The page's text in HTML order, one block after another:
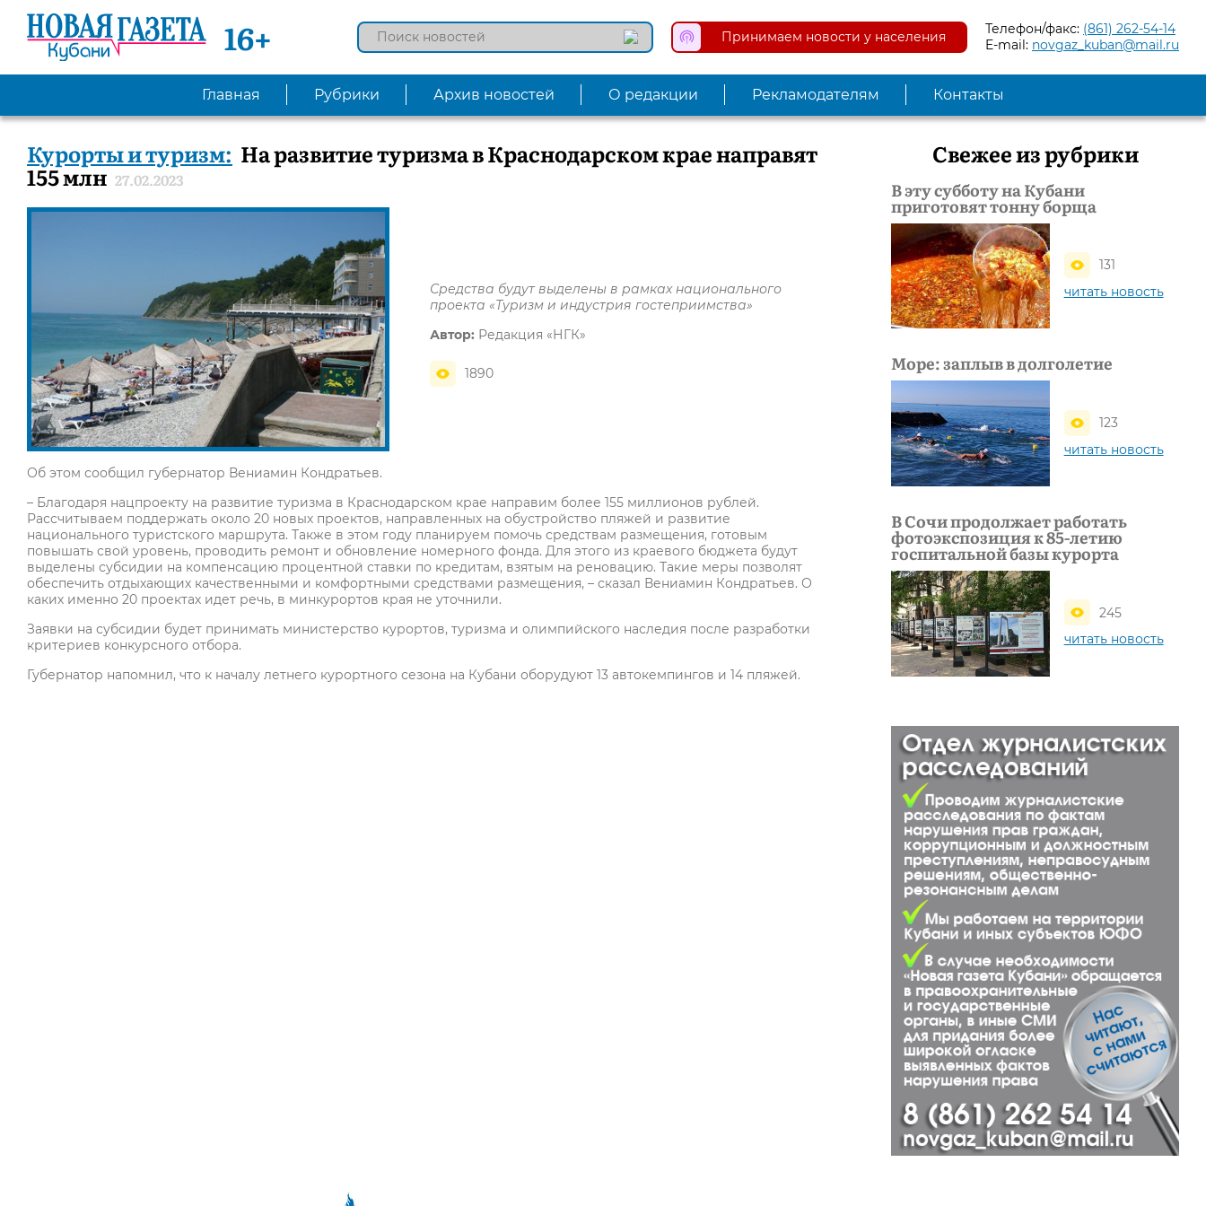
16+ Принимаем новости у населения Телефон/факс: (861) 262-54-14
E-mail: novgaz_kuban@mail.ru
Главная Рубрики Архив новостей О редакции Рекламодателям Контакты
Курорты и туризм: На развитие туризма в Краснодарском крае направят
155 млн 27.02.2023
Средства будут выделены в рамках национального
проекта «Туризм и индустрия гостеприимства»
Автор: Редакция «НГК»
1890
Об этом сообщил губернатор Вениамин Кондратьев.
– Благодаря нацпроекту на развитие туризма в Краснодарском крае направим более 155 миллионов рублей.
Рассчитываем поддержать около 20 новых проектов, направленных на обустройство пляжей и развитие
национального туристского маршрута. Также в этом году планируем помочь средствам размещения, готовым
повышать свой уровень, проводить ремонт и обновление номерного фонда. Для этого из краевого бюджета будут
выделены субсидии на компенсацию процентной ставки по кредитам, взятым на реновацию. Такие меры позволят
обеспечить отдыхающих качественными и комфортными средствами размещения, – сказал Вениамин Кондратьев. О
каких именно 20 проектах идет речь, в минкурортов края не уточнили.
Заявки на субсидии будет принимать министерство курортов, туризма и олимпийского наследия после разработки
критериев конкурсного отбора.
Губернатор напомнил, что к началу летнего курортного сезона на Кубани оборудуют 13 автокемпингов и 14 пляжей.
Свежее из рубрики
В эту субботу на Кубани
приготовят тонну борща
131
читать новость
Море: заплыв в долголетие
123
читать новость
В Сочи продолжает работать
фотоэкспозиция к 85-летию
госпитальной базы курорта
245
читать новость